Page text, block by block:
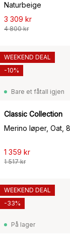
Naturbeige
3 309 kr
4 800 kr
Bare et fåtall igjen
Classic Collection
Merino løper, Oat,
1 359 kr
1 517 kr
WEEKEND DEAL
-10%
På lager
WEEKEND DEAL
-33%